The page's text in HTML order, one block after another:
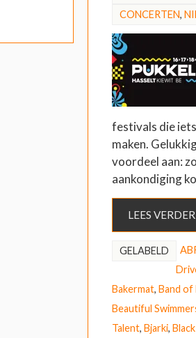
CONCERTEN,
festivals die
maken.
voordeel aan:
aankondiging
LEES VERDER
GELABELD
Bakermat, Band of
Beautiful
Talent, Bjarki,